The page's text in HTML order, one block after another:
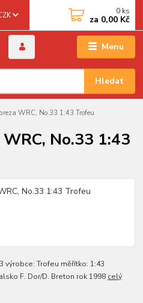
Menu
Hledat
0 ks
za 0,00 Kč
WRC, No.33 1:43 Trofeu
No.33 1:43
výrobce: Trofeu měřítko: 1:43
F. Dor/D. Breton rok 1998 celý